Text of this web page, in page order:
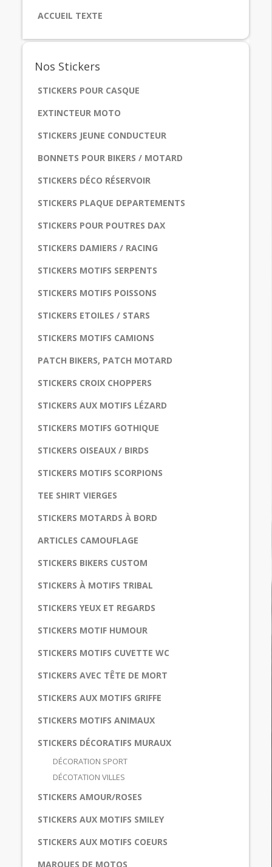
ACCUEIL TEXTE
Nos Stickers
STICKERS POUR CASQUE
EXTINCTEUR MOTO
STICKERS JEUNE CONDUCTEUR
BONNETS POUR BIKERS / MOTARD
STICKERS DÉCO RÉSERVOIR
STICKERS PLAQUE DEPARTEMENTS
STICKERS POUR POUTRES DAX
STICKERS DAMIERS / RACING
STICKERS MOTIFS SERPENTS
STICKERS MOTIFS POISSONS
STICKERS ETOILES / STARS
STICKERS MOTIFS CAMIONS
PATCH BIKERS, PATCH MOTARD
STICKERS CROIX CHOPPERS
STICKERS AUX MOTIFS LÉZARD
STICKERS MOTIFS GOTHIQUE
STICKERS OISEAUX / BIRDS
STICKERS MOTIFS SCORPIONS
TEE SHIRT VIERGES
STICKERS MOTARDS À BORD
ARTICLES CAMOUFLAGE
STICKERS BIKERS CUSTOM
STICKERS À MOTIFS TRIBAL
STICKERS YEUX ET REGARDS
STICKERS MOTIF HUMOUR
STICKERS MOTIFS CUVETTE WC
STICKERS AVEC TÊTE DE MORT
STICKERS AUX MOTIFS GRIFFE
STICKERS MOTIFS ANIMAUX
STICKERS DÉCORATIFS MURAUX
DÉCORATION SPORT
DÉCOTATION VILLES
STICKERS AMOUR/ROSES
STICKERS AUX MOTIFS SMILEY
STICKERS AUX MOTIFS COEURS
MARQUES DE MOTOS